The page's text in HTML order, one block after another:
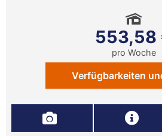
553,58
pro Woche
Verfügbarkeiten